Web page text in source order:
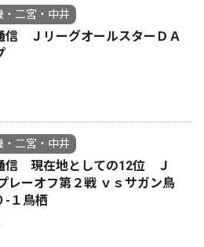
・二宮・中井
信 ＪリーグオールスターＤＡ
・二宮・中井
信 現在地としての12位 Ｊ
レーオフ第２戦 ｖｓサガン鳥
１鳥栖